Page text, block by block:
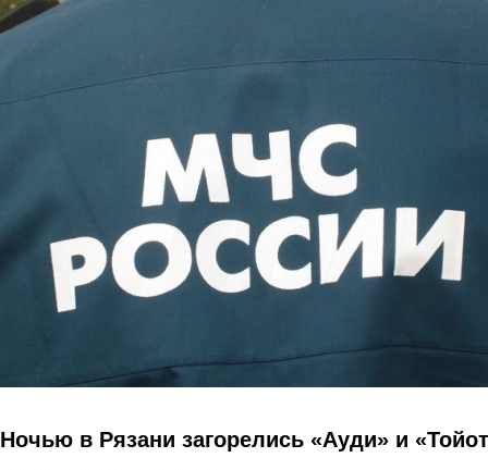
Перейти к основному содержанию
Ночью в Рязани загорелись «Ауди» и